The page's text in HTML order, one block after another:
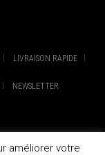
LIVRAISON RAPIDE
NEWSLETTER
améliorer votre